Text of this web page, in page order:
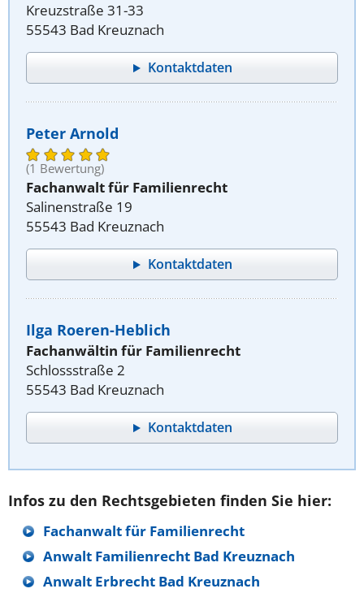
Kreuzstraße 31-33
55543 Bad Kreuznach
Kontaktdaten
Peter Arnold
(1 Bewertung)
Fachanwalt für Familienrecht
Salinenstraße 19
55543 Bad Kreuznach
Kontaktdaten
Ilga Roeren-Heblich
Fachanwältin für Familienrecht
Schlossstraße 2
55543 Bad Kreuznach
Kontaktdaten
Infos zu den Rechtsgebieten finden Sie hier:
Fachanwalt für Familienrecht
Anwalt Familienrecht Bad Kreuznach
Anwalt Erbrecht Bad Kreuznach